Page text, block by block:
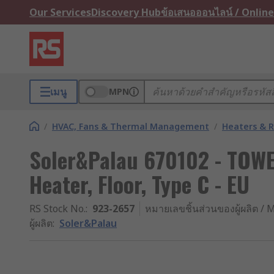
Our ServicesDiscovery Hubข้อเสนอออนไลน์ /
เมนู MPN
/ HVAC, Fans & Thermal Management / Heaters &
Soler&Palau 670102 -
Heater, Floor, Type C - EU
RS Stock No.: 923-2657 หมายเลขชิ้นส่วนของผู้ผลิต /
ผู้ผลิต: Soler&Palau